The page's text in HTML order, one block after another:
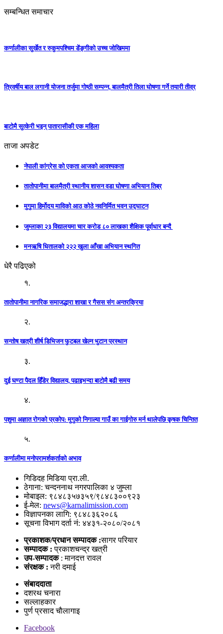
सम्बन्धित समाचार
कर्णालीका सुर्खेत र रुकुमपश्चिम डेंङ्गीको उच्च जोखिममा
त्रिवर्षीय बाल लगानी योजना तर्जुमा गोष्ठी सम्पन्न, बालमैत्री तिला घोषणा गर्ने तयारी तीव्र
बाटोमै सुत्केरी भइन् पातारासीकी एक महिला
ताजा अपडेट
नेपाली कांग्रेस को एकता आजको आवश्यकता
तातोपानीमा बालमैत्री स्थानीय शासन वडा घोषणा अभियान तिब्र
मुगुमा हिर्मोदय माविको आठ कोठे नवनिर्मित भवन उद्घाटन
जुम्लाका २३ विद्यालयमा चार करोड ८० लाखका शैक्षिक पूर्वाधार बन्दै
मनऋषि धितालको २२२ खुला आँखा अभियान स्थगित
धेरै पढिएको
१.
तातोपानीमा नागरिक समाजद्धारा शाखा र गैसस संग अन्तरक्रिया
२.
सन्तोष खत्री शीर्ष डिभिजन फुटबल खेल्न भुटान प्रस्थान
३.
दुई घण्टा पैदल हिँडेर विद्यालय, पढाइभन्दा बाटोमै बढी समय
४.
पशुमा अज्ञात रोगको प्रकोप: मुगुको निगाल्या गाउँ का गाईगोरु मर्न थालेपछि कृषक चिन्तित
५.
कर्णालीमा मनोपरामर्शकर्ताको अभाव
गिडिदह मिडिया प्रा.ली.
ठेगाना: चन्दननाथ नगरपालिका ४ जुम्ला
मोबाइल: ९८४८३५७३५९/९८४८३००९२३
ई-मेल: news@karnalimission.com
विज्ञापनका लागि: ९८४८३६२०८६
सूचना विभाग दर्ता नं: ४४३१-२०८०/२०८१
प्रकाशक/प्रधान सम्पादक :सागर परियार
सम्पादक :प्रकाशचन्द्र खत्री
उप-सम्पादक: मानदत्त रावल
संरक्षक : नरी दमाई
संबाददाता
दशरथ चनारा
सल्लाहकार
पुर्ण प्रसाद चाैलागाइ
Facebook